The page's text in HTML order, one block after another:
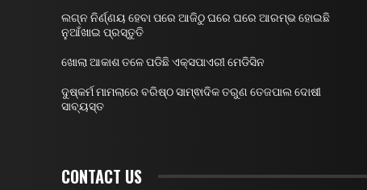
ଲଗ୍ନ ନିର୍ଣ୍ଣୟ ହେବା ପରେ ଆଜିଠୁ ଘରେ ଘରେ ଆରମ୍ଭ ହୋଇଛି
ନୁଆଁଖାଇ ପ୍ରସ୍ତୁତି
ଖୋଲା ଆକାଶ ତଳେ ପଡିଛି ଏକ୍ସପାଏରୀ ମେଡିସିନ
ଦୁଷ୍କର୍ମ ମାମଲାରେ ବରିଷ୍ଠ ସାମ୍ଵାଦିକ ତରୁଣ ତେଜପାଲ ଦୋଷୀ
ସାବ୍ୟସ୍ତ
CONTACT US